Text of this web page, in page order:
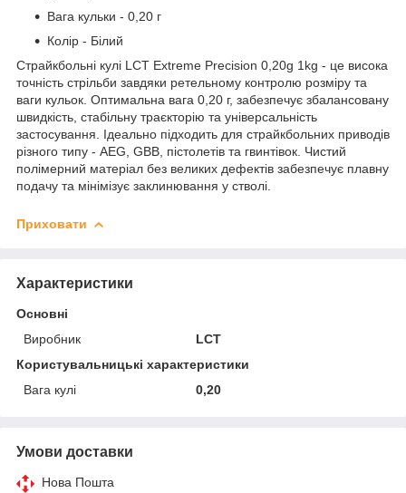
Вага кульки - 0,20 г
Колір - Білий
Страйкбольні кулі LCT Extreme Precision 0,20g 1kg - це висока
точність стрільби завдяки ретельному контролю розміру та
ваги кульок. Оптимальна вага 0,20 г, забезпечує збалансовану
швидкість, стабільну траєкторію та універсальність
застосування. Ідеально підходить для страйкбольних приводів
різного типу - AEG, GBB, пістолетів та гвинтівок. Чистий
полімерний матеріал без великих дефектів забезпечує плавну
подачу та мінімізує заклинювання у стволі.
Приховати
Характеристики
Основні
Виробник
LCT
Користувальницькі характеристики
Вага кулі
0,20
Умови доставки
Нова Пошта